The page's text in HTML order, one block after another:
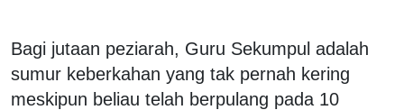
Bagi jutaan peziarah, Guru Sekumpul adalah
sumur keberkahan yang tak pernah kering
meskipun beliau telah berpulang pada 10